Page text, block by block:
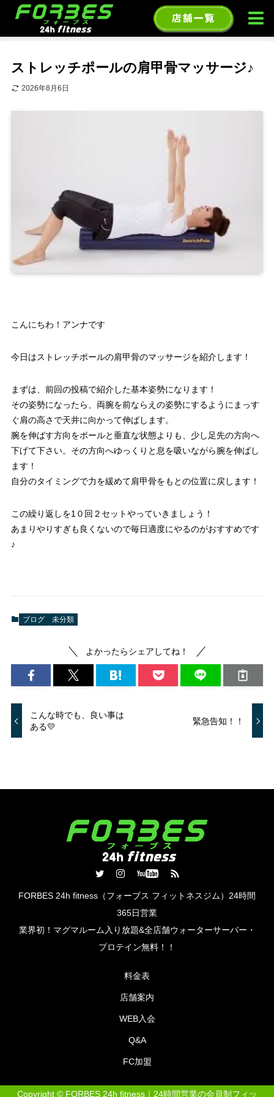
ホーム ブログ
ストレッチポールの肩甲骨マッサージ♪
2026年8月6日
こんにちわ！アンナです
今日はストレッチポールの肩甲骨のマッサージを紹介します！
まずは、前回の投稿で紹介した基本姿勢になります！
その姿勢になったら、両腕を前ならえの姿勢にするようにまっす
ぐ肩の高さで天井に向かって伸ばします。
腕を伸ばす方向をポールと垂直な状態よりも、少し足先の方向へ
下げて下さい。その方向へゆっくりと息を吸いながら腕を伸ばし
ます！
自分のタイミングで力を緩めて肩甲骨をもとの位置に戻します！
この繰り返しを1０回２セットやっていきましょう！
あまりやりすぎも良くないので毎日適度にやるのがおすすめです
♪
ブログ 未分類
よかったらシェアしてね！
こんな時でも、良い事は
ある💛
緊急告知！！
FORBES 24h fitness（フォーブス フィットネスジム）24時間
365日営業
業界初！マグマルーム入り放題&全店舗ウォーターサーバー・
プロテイン​無料！！
料金表
店舗案内
WEB入会
Q&A
FC加盟
Copyright ©FORBES 24h fitness｜24時間営業の会員制フィッ